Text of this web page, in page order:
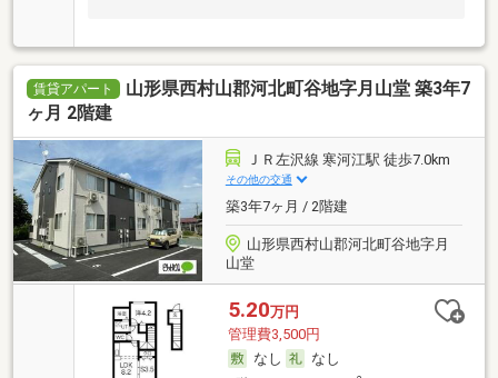
賃貸アパート
山形県西村山郡河北町谷地字月山堂 築3年7
ヶ月 2階建
ＪＲ左沢線 寒河江駅 徒歩7.0km
その他の交通
築3年7ヶ月 / 2階建
山形県西村山郡河北町谷地字月
山堂
5.20万円
管理費3,500円
なし
なし